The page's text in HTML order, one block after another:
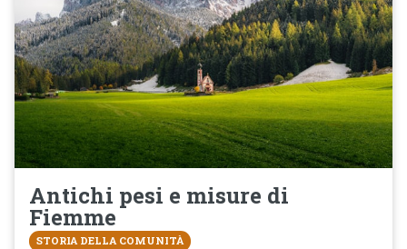
Antichi pesi e misure di
Fiemme
STORIA DELLA COMUNITÀ